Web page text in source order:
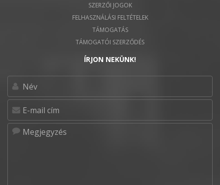
SZERZŐI JOGOK
FELHASZNÁLÁSI FELTÉTELEK
TÁMOGATÁS
TÁMOGATÓI SZERZŐDÉS
ÍRJON NEKÜNK!